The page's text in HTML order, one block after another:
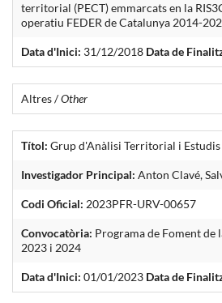
territorial (PECT) emmarcats en la
operatiu FEDER de Catalunya 2014-
Data d'Inici: 31/12/2018 Data de
Altres /Other
Títol: Grup d'Anàlisi Territorial i Estudis
Investigador Principal: Anton Clavé,
Codi Oficial: 2023PFR-URV-00657
Convocatòria: Programa de Foment de
2023 i 2024
Data d'Inici: 01/01/2023 Data de